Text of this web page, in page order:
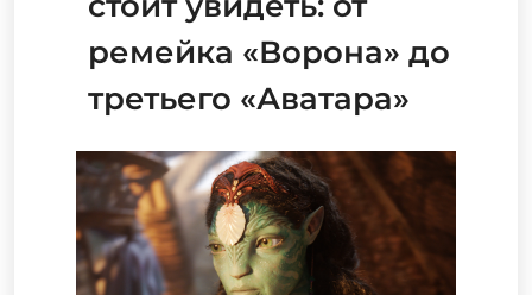
ремейка «Ворона» до
третьего «Аватара»